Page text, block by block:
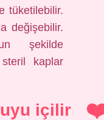
tüketilebilir.
değişebilir.
şekilde
kaplar
içilir